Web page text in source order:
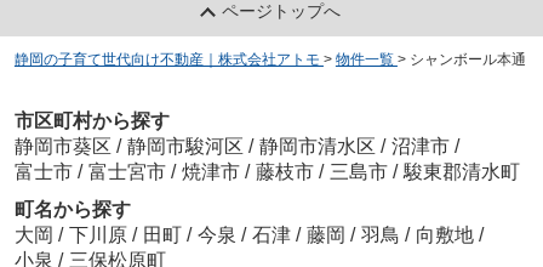
ページトップへ
静岡の子育て世代向け不動産｜株式会社アトモ > 物件一覧 > シャンボール本通
市区町村から探す
静岡市葵区 / 静岡市駿河区 / 静岡市清水区 / 沼津市 /
富士市 / 富士宮市 / 焼津市 / 藤枝市 / 三島市 / 駿東郡清水町
町名から探す
大岡 / 下川原 / 田町 / 今泉 / 石津 / 藤岡 / 羽鳥 / 向敷地 /
小泉 / 三保松原町